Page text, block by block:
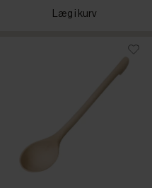
Læg i kurv